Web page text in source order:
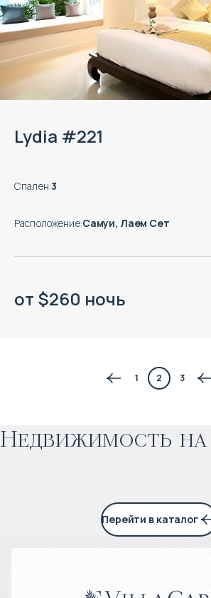
Lydia #221
Спален:3
Расположение:Самуи, Лаем Сет
от $260 ночь
1 2 3
Недвижимость на
5% годовых
Перейти в каталог